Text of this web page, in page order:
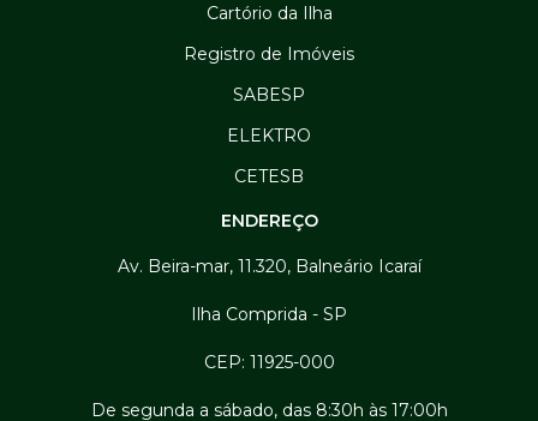
Cartório da Ilha
Registro de Imóveis
SABESP
ELEKTRO
CETESB
ENDEREÇO
Av. Beira-mar, 11.320, Balneário Icaraí
Ilha Comprida - SP
CEP: 11925-000
De segunda a sábado, das 8:30h às 17:00h